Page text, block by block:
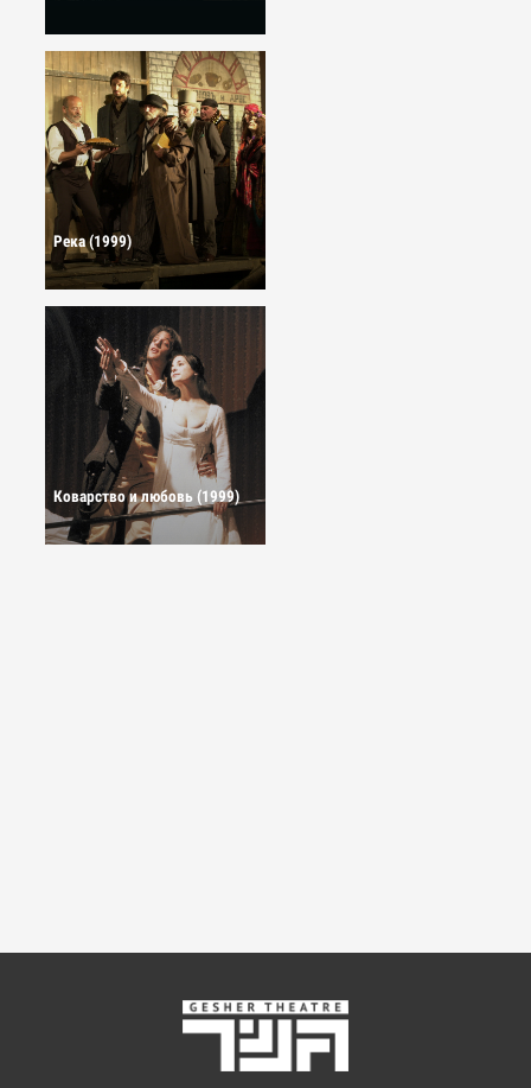
Река (1999)
Коварство и любовь (1999)